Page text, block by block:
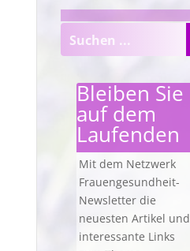
Bleiben Sie
auf dem
Laufenden
Mit dem Netzwerk
Frauengesundheit-
Newsletter die
neuesten Artikel und
interessante Links